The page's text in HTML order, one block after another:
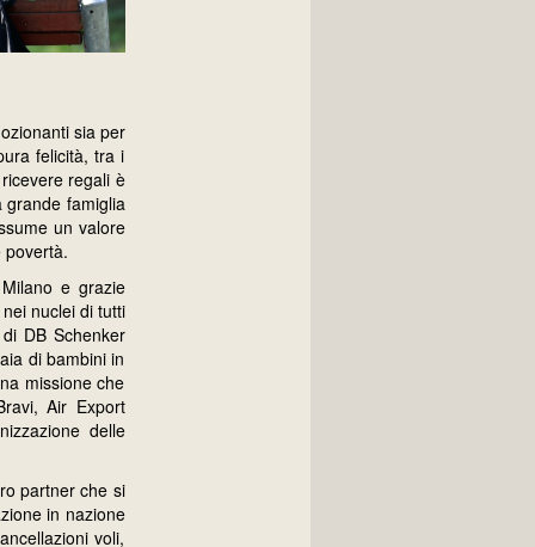
sia per
felicità, tra i
regali è
grande famiglia
un valore
povertà.
e grazie
nuclei di tutti
DB Schenker
di bambini in
missione che
Air Export
delle
partner che si
in nazione
voli,